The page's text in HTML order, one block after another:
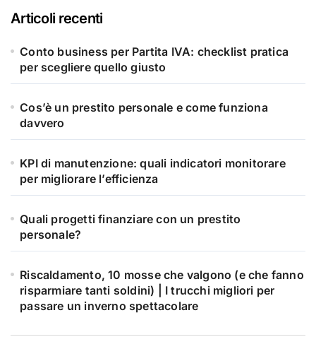
Articoli recenti
Conto business per Partita IVA: checklist pratica
per scegliere quello giusto
Cos’è un prestito personale e come funziona
davvero
KPI di manutenzione: quali indicatori monitorare
per migliorare l’efficienza
Quali progetti finanziare con un prestito
personale?
Riscaldamento, 10 mosse che valgono (e che fanno
risparmiare tanti soldini) | I trucchi migliori per
passare un inverno spettacolare